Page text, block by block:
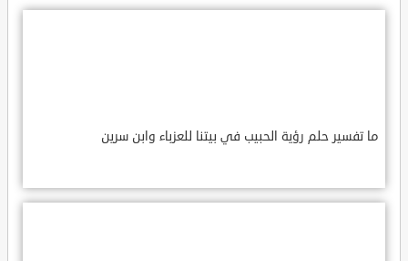
ما تفسير حلم رؤية الحبيب في بيتنا للعزباء وابن سرين